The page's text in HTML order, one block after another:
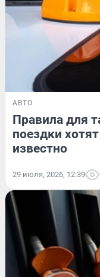
АВТО
Правила для
поездки
известно
29 июля, 2026, 12:39